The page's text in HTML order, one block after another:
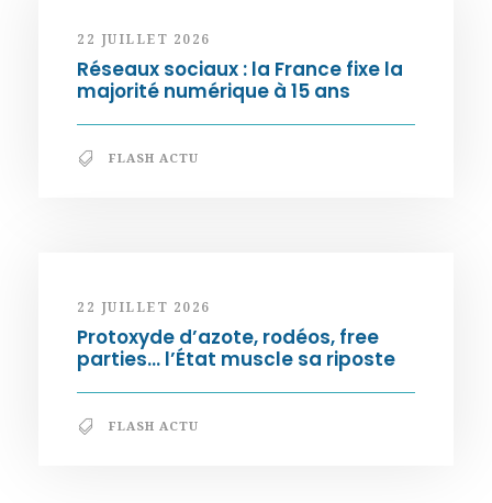
22 JUILLET 2026
Réseaux sociaux : la France fixe la
majorité numérique à 15 ans
FLASH ACTU
22 JUILLET 2026
Protoxyde d’azote, rodéos, free
parties… l’État muscle sa riposte
FLASH ACTU